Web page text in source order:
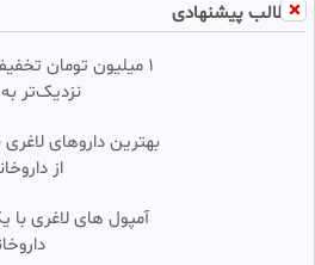
مطالب پیشنهادی
۱ میلیون تومان
نزدیک‌تر
بهترین داروهای
از
آمپول های لاغری